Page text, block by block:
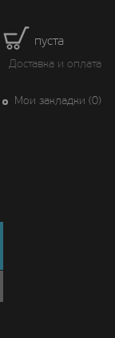
пуста
Доставка и оплата
Мои закладки (0)